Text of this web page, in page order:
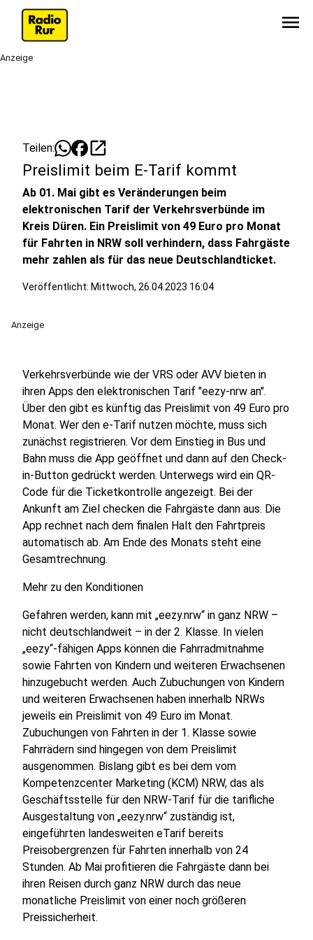
menu
Anzeige
Teilen: open_in_new
Preislimit beim E-Tarif kommt
Ab 01. Mai gibt es Veränderungen beim
elektronischen Tarif der Verkehrsverbünde im
Kreis Düren. Ein Preislimit von 49 Euro pro Monat
für Fahrten in NRW soll verhindern, dass Fahrgäste
mehr zahlen als für das neue Deutschlandticket.
Veröffentlicht: Mittwoch, 26.04.2023 16:04
Anzeige
Verkehrsverbünde wie der VRS oder AVV bieten in
ihren Apps den elektronischen Tarif "eezy-nrw an".
Über den gibt es künftig das Preislimit von 49 Euro pro
Monat. Wer den e-Tarif nutzen möchte, muss sich
zunächst registrieren. Vor dem Einstieg in Bus und
Bahn muss die App geöffnet und dann auf den Check-
in-Button gedrückt werden. Unterwegs wird ein QR-
Code für die Ticketkontrolle angezeigt. Bei der
Ankunft am Ziel checken die Fahrgäste dann aus. Die
App rechnet nach dem finalen Halt den Fahrtpreis
automatisch ab. Am Ende des Monats steht eine
Gesamtrechnung.
Mehr zu den Konditionen
Gefahren werden, kann mit „eezy.nrw“ in ganz NRW –
nicht deutschlandweit – in der 2. Klasse. In vielen
„eezy“-fähigen Apps können die Fahrradmitnahme
sowie Fahrten von Kindern und weiteren Erwachsenen
hinzugebucht werden. Auch Zubuchungen von Kindern
und weiteren Erwachsenen haben innerhalb NRWs
jeweils ein Preislimit von 49 Euro im Monat.
Zubuchungen von Fahrten in der 1. Klasse sowie
Fahrrädern sind hingegen von dem Preislimit
ausgenommen. Bislang gibt es bei dem vom
Kompetenzcenter Marketing (KCM) NRW, das als
Geschäftsstelle für den NRW-Tarif für die tarifliche
Ausgestaltung von „eezy.nrw“ zuständig ist,
eingeführten landesweiten eTarif bereits
Preisobergrenzen für Fahrten innerhalb von 24
Stunden. Ab Mai profitieren die Fahrgäste dann bei
ihren Reisen durch ganz NRW durch das neue
monatliche Preislimit von einer noch größeren
Preissicherheit.